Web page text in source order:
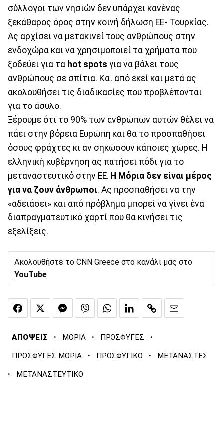
σύλλογοι των νησιών δεν υπάρχει κανένας
ξεκάθαρος όρος στην κοινή δήλωση ΕΕ- Τουρκίας.
Ας αρχίσει να μετακινεί τους ανθρώπους στην
ενδοχώρα και να χρησιμοποιεί τα χρήματα που
ξοδεύει για τα hot spots για να βάλει τους
ανθρώπους σε σπίτια. Και από εκεί και μετά ας
ακολουθήσει τις διαδικασίες που προβλέπονται
για το άσυλο.
Ξέρουμε ότι το 90% των ανθρώπων αυτών θέλει να
πάει στην βόρεια Ευρώπη και θα το προσπαθήσει
όσους φράχτες κι αν σηκώσουν κάποιες χώρες. Η
ελληνική κυβέρνηση ας πατήσει πόδι για το
μεταναστευτικό στην ΕΕ. Η Μόρια δεν είναι μέρος
για να ζουν άνθρωποι. Ας προσπαθήσει να την
«αδειάσει» και από πρόβλημα μπορεί να γίνει ένα
διαπραγματευτικό χαρτί που θα κινήσει τις
εξελίξεις.
Ακολουθήστε το CNN Greece στο κανάλι μας στο
YouTube
ΑΠΟΨΕΙΣ · ΜΟΡΙΑ · ΠΡΟΣΦΥΓΕΣ ·
ΠΡΟΣΦΥΓΕΣ ΜΟΡΙΑ · ΠΡΟΣΦΥΓΙΚΟ · ΜΕΤΑΝΑΣΤΕΣ
· ΜΕΤΑΝΑΣΤΕΥΤΙΚΟ